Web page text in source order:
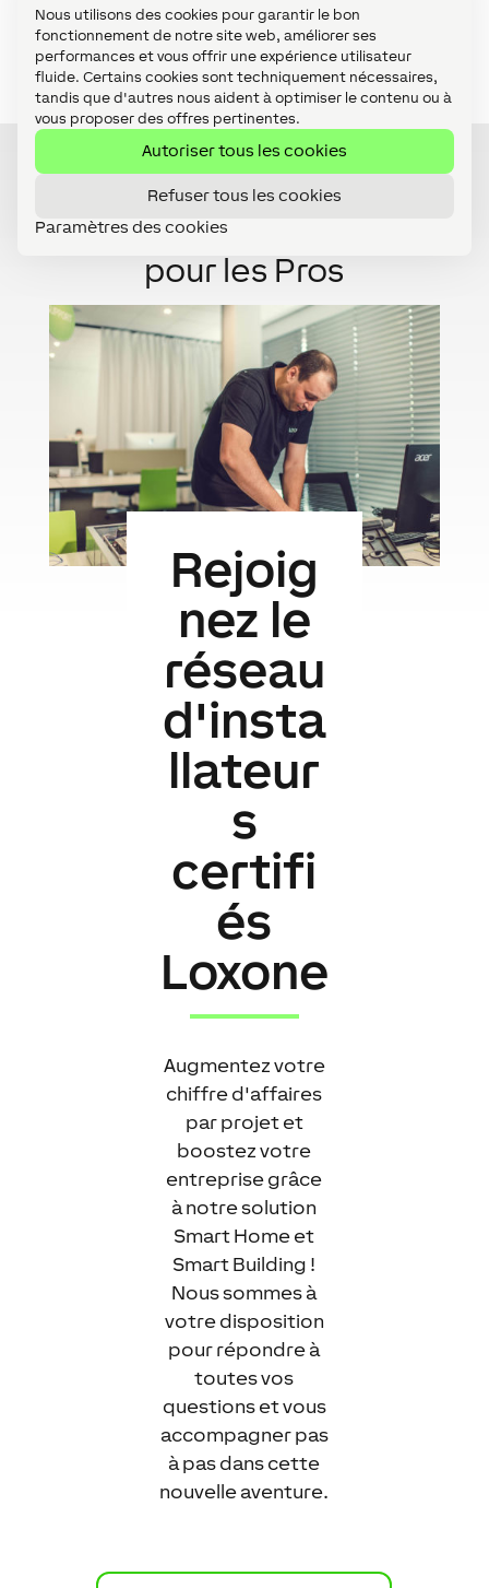
Nous utilisons des cookies pour garantir le bon
fonctionnement de notre site web, améliorer ses
performances et vous offrir une expérience utilisateur
fluide. Certains cookies sont techniquement nécessaires,
tandis que d'autres nous aident à optimiser le contenu ou à
vous proposer des offres pertinentes.
Autoriser tous les cookies
Refuser tous les cookies
Paramètres des cookies
*Orientierungslicht bei Air Variante ausschließlich bei fixer
Spannungsversorgung
Découvrir les avantages
pour les Pros
Rejoig
nez le
réseau
d'insta
llateur
s
certifi
és
Loxone
Augmentez votre
chiffre d'affaires
par projet et
boostez votre
entreprise grâce
à notre solution
Smart Home et
Smart Building !
Nous sommes à
votre disposition
pour répondre à
toutes vos
questions et vous
accompagner pas
à pas dans cette
nouvelle aventure.